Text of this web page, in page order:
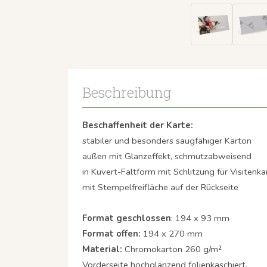
Beschreibung
Beschaffenheit der Karte:
stabiler und besonders saugfähiger Karton
außen mit Glanzeffekt, schmutzabweisend
in Kuvert-Faltform mit Schlitzung für
mit Stempelfreifläche auf der Rückseite
Format geschlossen: 194 x 93 mm
Format offen: 194 x 270 mm
Material: Chromokarton 260 g/m²